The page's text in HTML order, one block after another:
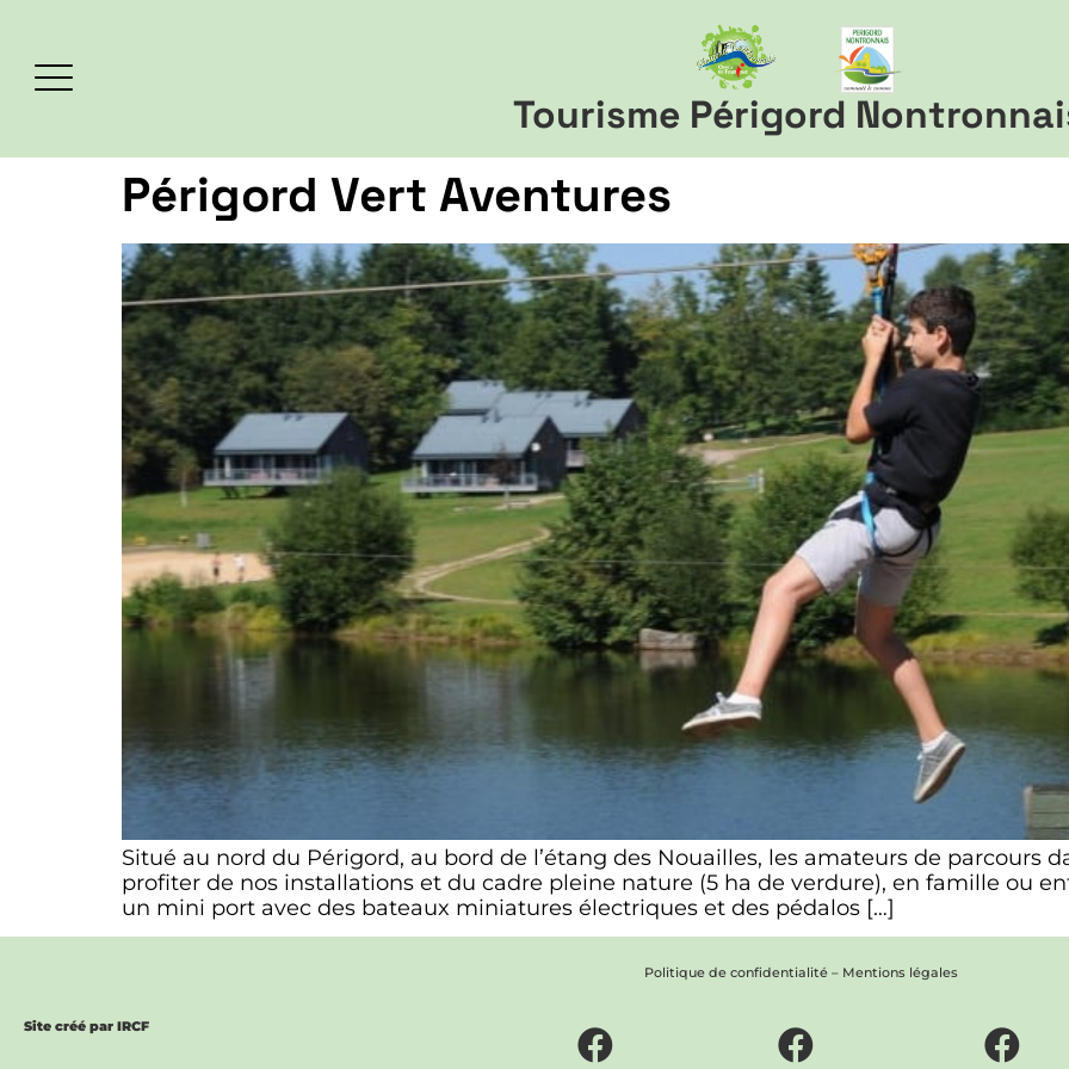
Tourisme Périgord
Périgord Vert Aventures
Situé au nord du Périgord, au bord de l’étang des Nouailles, les amateurs de parcours
profiter de nos installations et du cadre pleine nature (5 ha de verdure), en famille ou
un mini port avec des bateaux miniatures électriques et des pédalos […]
Site créé par IRCF
Politique de confidentialité – Mentions légales